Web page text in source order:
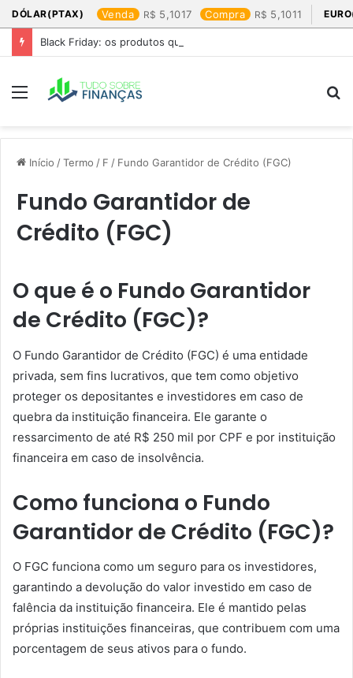
DÓLAR(PTAX) Venda 5,1017 Compra 5,1011
Black Friday: os produtos que mais valem a pena
Menu
Início /Termo / F / Fundo Garantidor de Crédito (FGC)
Fundo Garantidor de
Crédito (FGC)
O que é o Fundo Garantidor
de Crédito (FGC)?
O Fundo Garantidor de Crédito (FGC) é uma entidade
privada, sem fins lucrativos, que tem como objetivo
proteger os depositantes e investidores em caso de
quebra da instituição financeira. Ele garante o
ressarcimento de até R$ 250 mil por CPF e por instituição
financeira em caso de insolvência.
Como funciona o Fundo
Garantidor de Crédito (FGC)?
O FGC funciona como um seguro para os investidores,
garantindo a devolução do valor investido em caso de
falência da instituição financeira. Ele é mantido pelas
próprias instituições financeiras, que contribuem com uma
porcentagem de seus ativos para o fundo.